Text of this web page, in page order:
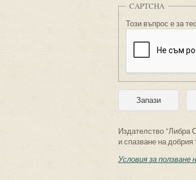
CAPTCHA
Този въпрос е за
Издателство "Либра
и спазване на добрия
Условия за